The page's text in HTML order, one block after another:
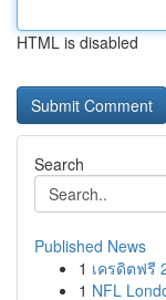
HTML is disabled
Search
Published News
1 เครดิตฟรี
1 NFL